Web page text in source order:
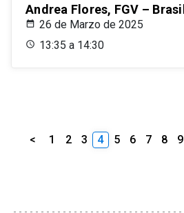
Andrea Flores, FGV – Brasil
26 de Marzo de 2025
13:35 a 14:30
< 1 2 3 4 5 6 7 8 9